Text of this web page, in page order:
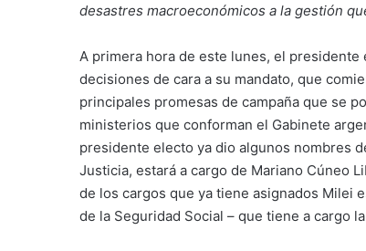
desastres macroeconómicos a la gestión
A primera hora de este lunes, el
decisiones de cara a su mandato, que
principales promesas de campaña que se
ministerios que conforman el Gabinete
presidente electo ya dio algunos nombres
Justicia, estará a cargo de Mariano Cúneo
de los cargos que ya tiene asignados Milei
de la Seguridad Social – que tiene a cargo